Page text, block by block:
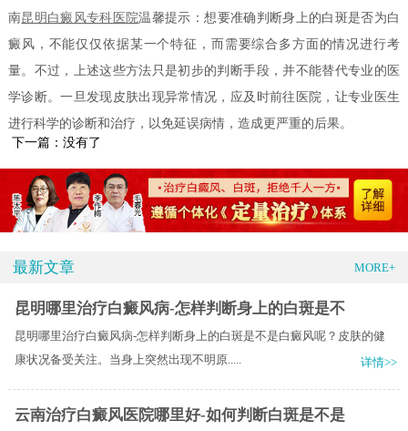
南昆明白癜风专科医院温馨提示：想要准确判断身上的白斑是否为白
癜风，不能仅仅依据某一个特征，而需要综合多方面的情况进行考
量。不过，上述这些方法只是初步的判断手段，并不能替代专业的医
学诊断。一旦发现皮肤出现异常情况，应及时前往医院，让专业医生
进行科学的诊断和治疗，以免延误病情，造成更严重的后果。
下一篇：没有了
最新文章 MORE+
昆明哪里治疗白癜风病-怎样判断身上的白斑是不
昆明哪里治疗白癜风病-怎样判断身上的白斑是不是白癜风呢？皮肤的健
康状况备受关注。当身上突然出现不明原.....
详情>>
云南治疗白癜风医院哪里好-如何判断白斑是不是